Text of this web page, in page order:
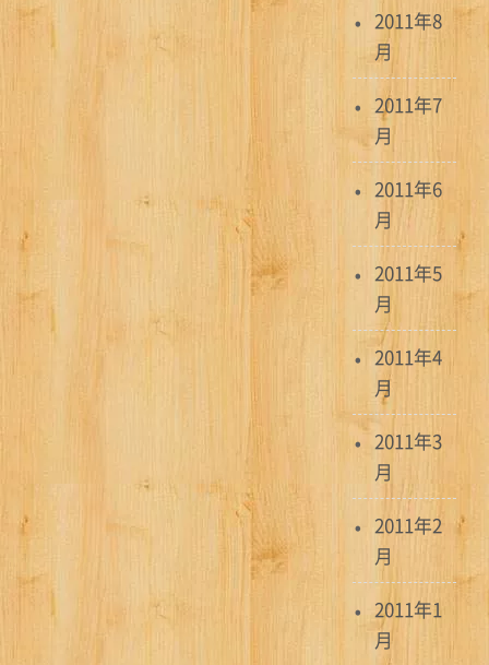
2011年8
月
2011年7
月
2011年6
月
2011年5
月
2011年4
月
2011年3
月
2011年2
月
2011年1
月